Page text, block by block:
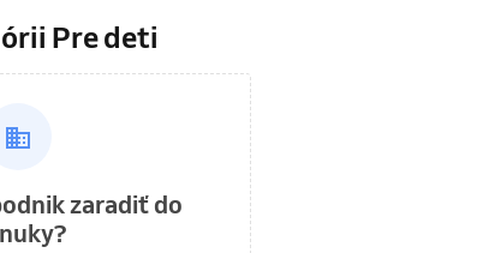
Pre deti
zaradiť do